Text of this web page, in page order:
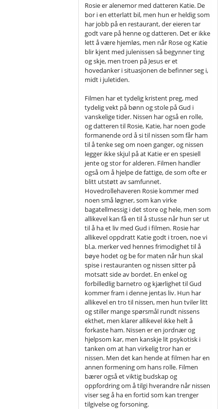
Rosie er alenemor med datteren Katie. De
bor i en etterlatt bil, men hun er heldig som
har jobb på en restaurant, der eieren tar
godt vare på henne og datteren. Det er ikke
lett å være hjemløs, men når Rose og Katie
blir kjent med julenissen så begynner ting
og skje, men troen på Jesus er et
hovedanker i situasjonen de befinner seg i,
midt i juletiden.
Filmen har et tydelig kristent preg, med
tydelig vekt på bønn og stole på Gud i
vanskelige tider. Nissen har også en rolle,
og datteren til Rosie, Katie, har noen gode
formanende ord å si til nissen som får ham
til å tenke seg om noen ganger, og nissen
legger ikke skjul på at Katie er en spesiell
jente og stor for alderen. Filmen handler
også om å hjelpe de fattige, de som ofte er
blitt utstøtt av samfunnet.
Hovedrollehaveren Rosie kommer med
noen små løgner, som kan virke
bagatellmessig i det store og hele, men som
allikevel kan få en til å stusse når hun ser ut
til å ha et liv med Gud i filmen. Rosie har
allikevel oppdratt Katie godt i troen, noe vi
bl.a. merker ved hennes frimodighet til å
bøye hodet og be for maten når hun skal
spise i restauranten og nissen sitter på
motsatt side av bordet. En enkel og
forbilledlig barnetro og kjærlighet til Gud
kommer fram i denne jentas liv. Hun har
allikevel en tro til nissen, men hun tviler litt
og stiller mange spørsmål rundt nissens
ekthet, men klarer allikevel ikke helt å
forkaste ham. Nissen er en jordnær og
hjelpsom kar, men kanskje lit psykotisk i
tanken om at han virkelig tror han er
nissen. Men det kan hende at filmen har en
annen formening om hans rolle. Filmen
bærer også et viktig budskap og
oppfordring om å tilgi hverandre når nissen
viser seg å ha en fortid som kan trenger
tilgivelse og forsoning.